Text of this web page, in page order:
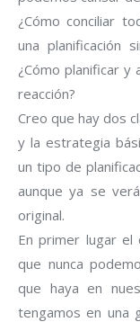
¿Cómo conciliar
una planificación
¿Cómo planificar
reacción?
Creo que hay dos
y la estrategia
un tipo de
aunque ya se
original.
En primer lugar
que nunca
que haya en
tengamos en una